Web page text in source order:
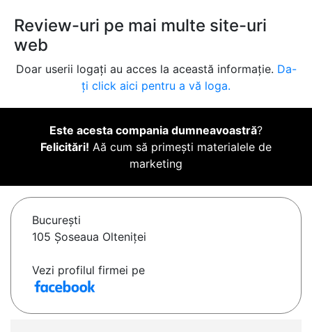
Review-uri pe mai multe site-uri
web
Doar userii logați au acces la această informație. Da-
ți click aici pentru a vă loga.
Este acesta compania dumneavoastră?
Felicitări! Aă cum să primești materialele de
marketing
Bucureşti
105 Șoseaua Olteniței
Vezi profilul firmei pe